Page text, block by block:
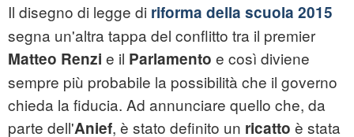
Il disegno di legge di riforma della scuola 2015
segna un'altra tappa del conflitto tra il premier
Matteo Renzi e il Parlamento e così diviene
sempre più probabile la possibilità che il governo
chieda la fiducia. Ad annunciare quello che, da
parte dell'Anief, è stato definito un ricatto è stata